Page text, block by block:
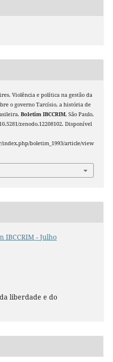
Violência e política na gestão da
o governo Tarcísio, a história de
Boletim IBCCRIM, São Paulo,
zenodo.12208102. Disponível
boletim_1993/article/view
IBCCRIM - Julho
liberdade e do